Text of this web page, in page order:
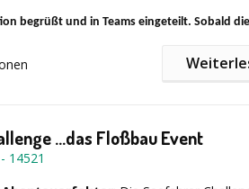
begrüßt und in Teams eingeteilt. Sobald
erklärt wurde, geht es gemeinsam an den
stärken. Die unterschiedlichen Teams
...das Floßbau Event
14521